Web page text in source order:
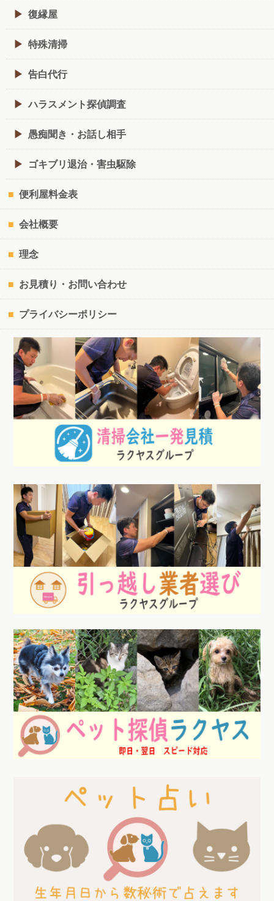
復縁屋
特殊清掃
告白代行
ハラスメント探偵調査
愚痴聞き・お話し相手
ゴキブリ退治・害虫駆除
便利屋料金表
会社概要
理念
お見積り・お問い合わせ
プライバシーポリシー